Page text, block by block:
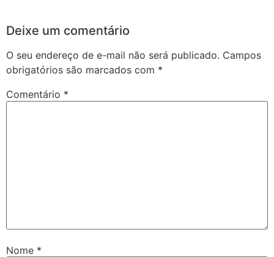
Deixe um comentário
O seu endereço de e-mail não será publicado. Campos
obrigatórios são marcados com *
Comentário *
Nome *